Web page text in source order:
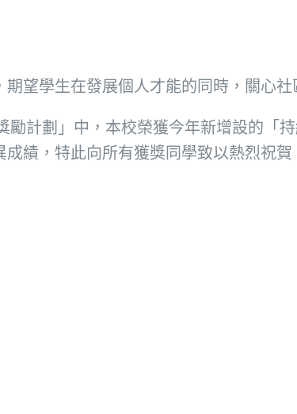
望學生在發展個人才能的同時，關心
勵計劃」中，本校榮獲今年新增設的「
績，特此向所有獲獎同學致以熱烈祝賀